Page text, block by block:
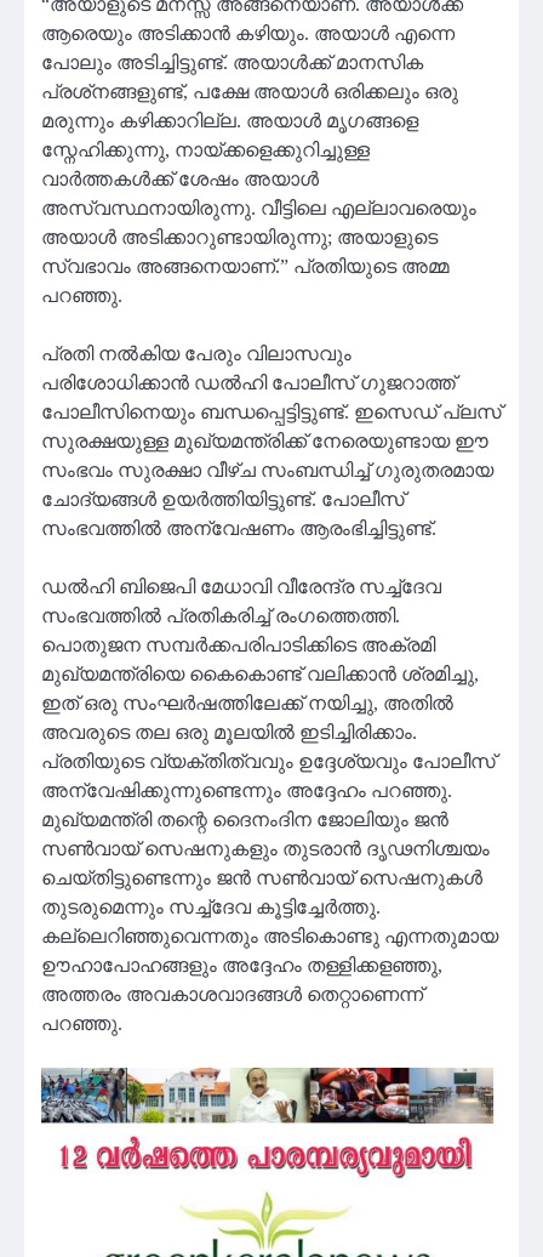
ആരെയും അടിക്കാൻ കഴിയും. അയാൾ എന്നെ
പോലും അടിച്ചിട്ടുണ്ട്. അയാൾക്ക് മാനസിക
പ്രശ്‌നങ്ങളുണ്ട്, പക്ഷേ അയാൾ ഒരിക്കലും ഒരു
മരുന്നും കഴിക്കാറില്ല. അയാൾ മൃഗങ്ങളെ
സ്നേഹിക്കുന്നു, നായ്ക്കളെക്കുറിച്ചുള്ള
വാർത്തകൾക്ക് ശേഷം അയാൾ
അസ്വസ്ഥനായിരുന്നു. വീട്ടിലെ എല്ലാവരെയും
അയാൾ അടിക്കാറുണ്ടായിരുന്നു; അയാളുടെ
സ്വഭാവം അങ്ങനെയാണ്.” പ്രതിയുടെ അമ്മ
പറഞ്ഞു.
പ്രതി നൽകിയ പേരും വിലാസവും
പരിശോധിക്കാൻ ഡൽഹി പോലീസ് ഗുജറാത്ത്
പോലീസിനെയും ബന്ധപ്പെട്ടിട്ടുണ്ട്. ഇസെഡ് പ്ലസ്
സുരക്ഷയുള്ള മുഖ്യമന്ത്രിക്ക് നേരെയുണ്ടായ ഈ
സംഭവം സുരക്ഷാ വീഴ്ച സംബന്ധിച്ച് ഗുരുതരമായ
ചോദ്യങ്ങൾ ഉയർത്തിയിട്ടുണ്ട്. പോലീസ്
സംഭവത്തിൽ അന്വേഷണം ആരംഭിച്ചിട്ടുണ്ട്.
ഡൽഹി ബിജെപി മേധാവി വീരേന്ദ്ര സച്ച്ദേവ
സംഭവത്തിൽ പ്രതികരിച്ച് രംഗത്തെത്തി.
പൊതുജന സമ്പർക്കപരിപാടിക്കിടെ അക്രമി
മുഖ്യമന്ത്രിയെ കൈകൊണ്ട് വലിക്കാൻ ശ്രമിച്ചു,
ഇത് ഒരു സംഘർഷത്തിലേക്ക് നയിച്ചു, അതിൽ
അവരുടെ തല ഒരു മൂലയിൽ ഇടിച്ചിരിക്കാം.
പ്രതിയുടെ വ്യക്തിത്വവും ഉദ്ദേശ്യവും പോലീസ്
അന്വേഷിക്കുന്നുണ്ടെന്നും അദ്ദേഹം പറഞ്ഞു.
മുഖ്യമന്ത്രി തന്റെ ദൈനംദിന ജോലിയും ജൻ
സൺവായ് സെഷനുകളും തുടരാൻ ദൃഢനിശ്ചയം
ചെയ്തിട്ടുണ്ടെന്നും ജൻ സൺവായ് സെഷനുകൾ
തുടരുമെന്നും സച്ച്ദേവ കൂട്ടിച്ചേർത്തു.
കല്ലെറിഞ്ഞുവെന്നതും അടികൊണ്ടു എന്നതുമായ
ഊഹാപോഹങ്ങളും അദ്ദേഹം തള്ളിക്കളഞ്ഞു,
അത്തരം അവകാശവാദങ്ങൾ തെറ്റാണെന്ന്
പറഞ്ഞു.